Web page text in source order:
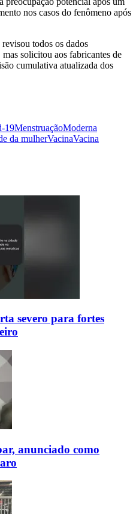
nos casos do fenômeno após
todos os dados
solicitou aos fabricantes de
cumulativa atualizada dos
19MenstruaçãoModerna
da mulherVacinaVacina
severo para fortes
anunciado como